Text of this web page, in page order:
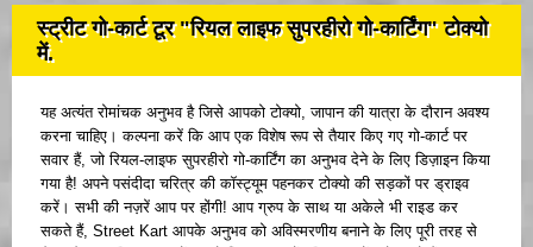
स्ट्रीट गो-कार्ट टूर "रियल लाइफ सुपरहीरो गो-कार्टिंग" टोक्यो
में.
यह अत्यंत रोमांचक अनुभव है जिसे आपको टोक्यो, जापान की यात्रा के दौरान अवश्य
करना चाहिए। कल्पना करें कि आप एक विशेष रूप से तैयार किए गए गो-कार्ट पर
सवार हैं, जो रियल-लाइफ सुपरहीरो गो-कार्टिंग का अनुभव देने के लिए डिज़ाइन किया
गया है! अपने पसंदीदा चरित्र की कॉस्ट्यूम पहनकर टोक्यो की सड़कों पर ड्राइव
करें। सभी की नज़रें आप पर होंगी! आप ग्रुप के साथ या अकेले भी राइड कर
सकते हैं, Street Kart आपके अनुभव को अविस्मरणीय बनाने के लिए पूरी तरह से